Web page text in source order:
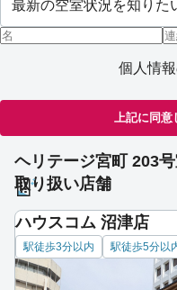
個人情
上記に同
ヘリテージ宮町 203
取り扱い店舗
ハウスコム 沼津店
駅徒歩3分以内 駅徒歩5分以